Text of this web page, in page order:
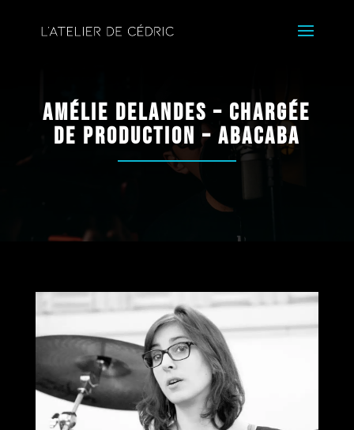
Amélie Delandes – Chargée
de production – Abacaba